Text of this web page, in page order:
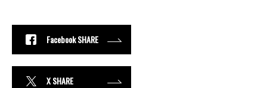
Facebook SHARE
X SHARE